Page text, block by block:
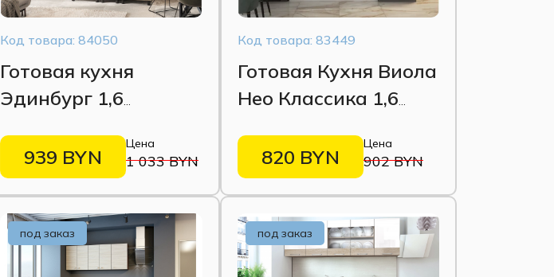
Код товара: 84050
Готовая кухня
Эдинбург 1,6
Крафт серыйЦена
1 033 BYN
939 BYN
Код товара: 83449
Готовая Кухня Виола
Нео Классика 1,6
софт
Цена
902 BYN
820 BYN
под заказ под заказ